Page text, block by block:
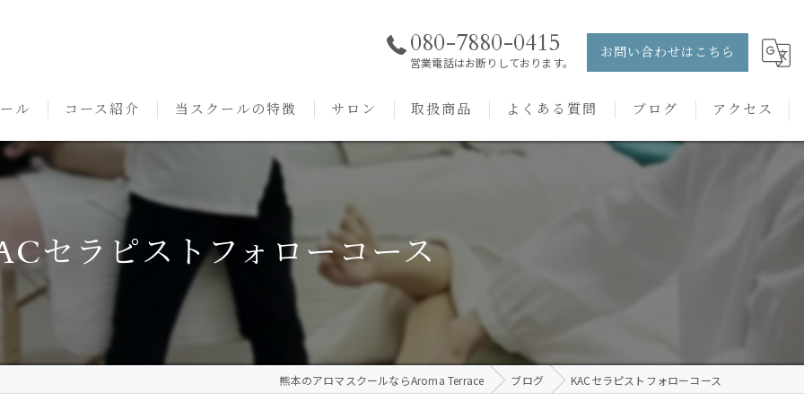
080-7880-0415
営業電話はお断りしております。
お問い合わせはこちら
ル
校の特徴
拶
介
コース紹介
NARD JAPAN
アロマ・アドバイザーコース
アロマ・インストラクターコース
アロマ・セラピストコース
KACセラピスト
クリニークアロマ リンパドレナージュコース
当スクールの特徴
独立開業支援
セルフメディケーション
ハンドマッサージ
サロン
サロンメニュー
術後・病後ケアメニュー
施術事例
取扱商品
バッチフラワーレメディ
よくある質問 ブログ アクセス
セラピストフォローコース
熊本のアロマスクールならAroma Terrace ブログ KACセラピストフォローコース